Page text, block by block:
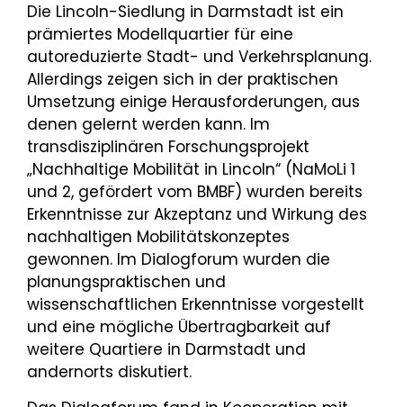
Die Lincoln-Siedlung in Darmstadt ist ein
prämiertes Modellquartier für eine
autoreduzierte Stadt- und Verkehrsplanung.
Allerdings zeigen sich in der praktischen
Umsetzung einige Herausforderungen, aus
denen gelernt werden kann. Im
transdisziplinären Forschungsprojekt
„Nachhaltige Mobilität in Lincoln“ (NaMoLi 1
und 2, gefördert vom BMBF) wurden bereits
Erkenntnisse zur Akzeptanz und Wirkung des
nachhaltigen Mobilitätskonzeptes
gewonnen. Im Dialogforum wurden die
planungspraktischen und
wissenschaftlichen Erkenntnisse vorgestellt
und eine mögliche Übertragbarkeit auf
weitere Quartiere in Darmstadt und
andernorts diskutiert.